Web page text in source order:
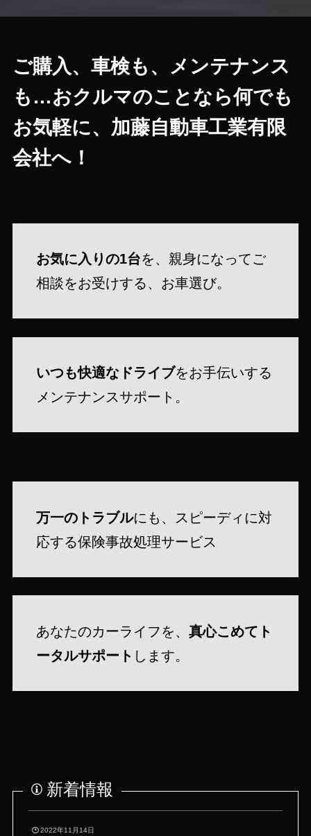
ご購入、車検も、メンテナンス
も…おクルマのことなら何でも
お気軽に、加藤自動車工業有限
会社へ！
お気に入りの1台を、親身になってご
相談をお受けする、お車選び。
いつも快適なドライブをお手伝いする
メンテナンスサポート。
万一のトラブルにも、スピーディに対
応する保険事故処理サービス
あなたのカーライフを、 真心こめてト
ータルサポート します。
新着情報
2022年11月14日